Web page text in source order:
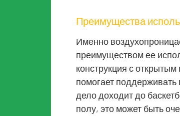
Преимущества
Именно
преимуществом ее
конструкция с
помогает поддерживать
дело доходит до
полу, это может быть